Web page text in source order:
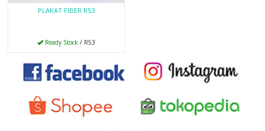
PLAKAT FIBER R53
Ready Stock / R53